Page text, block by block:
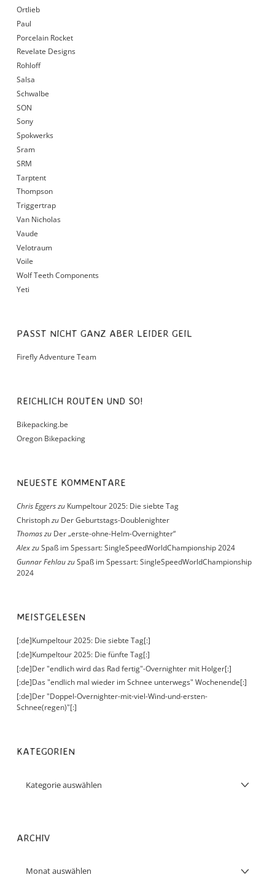
Ortlieb
Paul
Porcelain Rocket
Revelate Designs
Rohloff
Salsa
Schwalbe
SON
Sony
Spokwerks
Sram
SRM
Tarptent
Thompson
Triggertrap
Van Nicholas
Vaude
Velotraum
Voile
Wolf Teeth Components
Yeti
PASST NICHT GANZ ABER LEIDER GEIL
Firefly Adventure Team
REICHLICH ROUTEN UND SO!
Bikepacking.be
Oregon Bikepacking
NEUESTE KOMMENTARE
Chris Eggerszu Kumpeltour 2025: Die siebte Tag
Christophzu Der Geburtstags-Doublenighter
Thomaszu Der „erste-ohne-Helm-Overnighter“
AlexzuSpaß im Spessart: SingleSpeedWorldChampionship 2024
Gunnar FehlauzuSpaß im Spessart: SingleSpeedWorldChampionship
2024
MEISTGELESEN
[:de]Kumpeltour 2025: Die siebte Tag[:]
[:de]Kumpeltour 2025: Die fünfte Tag[:]
[:de]Der "endlich wird das Rad fertig"-Overnighter mit Holger[:]
[:de]Das "endlich mal wieder im Schnee unterwegs" Wochenende[:]
[:de]Der "Doppel-Overnighter-mit-viel-Wind-und-ersten-
Schnee(regen)"[:]
KATEGORIEN
ARCHIV